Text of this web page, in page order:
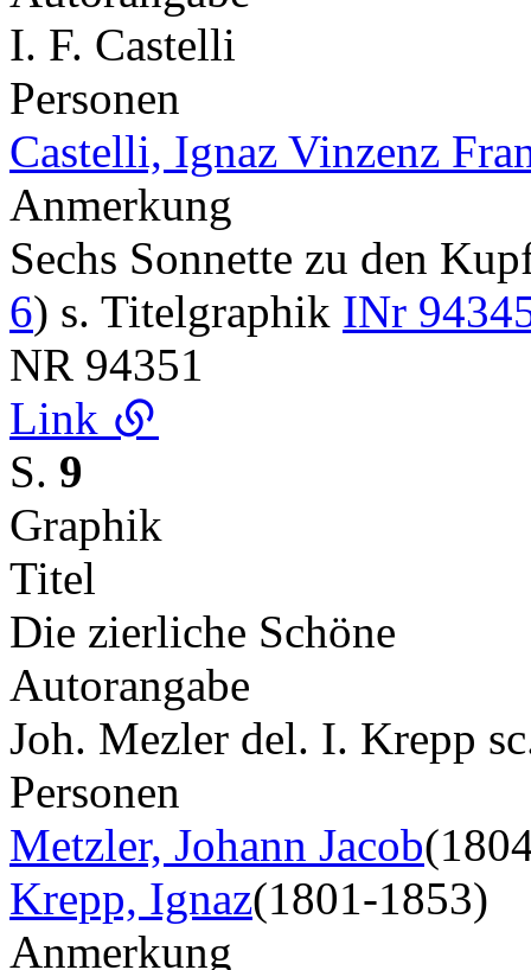
I. F. Castelli
Personen
Castelli, Ignaz Vinzenz
Anmerkung
Sechs Sonnette zu den
6) s. Titelgraphik INr
NR 94351
Link
S. 9
Graphik
Titel
Die zierliche Schöne
Autorangabe
Joh. Mezler del. I. Krepp
Personen
Metzler, Johann Jacob
Krepp, Ignaz(1801-1853)
Anmerkung